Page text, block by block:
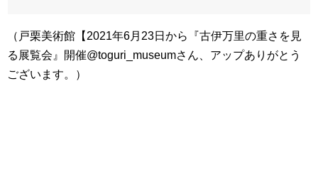
（戸栗美術館【2021年6月23日から『古伊万里の重さを見
る展覧会』開催@toguri_museumさん、アップありがとう
ございます。）